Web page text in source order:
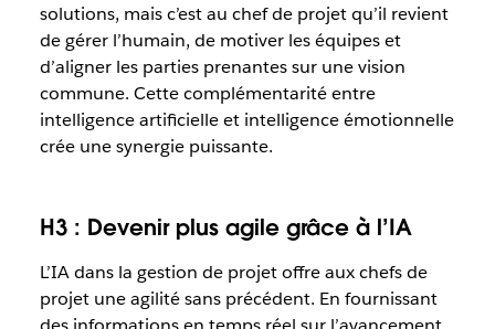
solutions, mais c’est au chef de projet qu’il revient
de gérer l’humain, de motiver les équipes et
d’aligner les parties prenantes sur une vision
commune. Cette complémentarité entre
intelligence artificielle et intelligence émotionnelle
crée une synergie puissante.
H3 : Devenir plus agile grâce à l’IA
L’IA dans la gestion de projet offre aux chefs de
projet une agilité sans précédent. En fournissant